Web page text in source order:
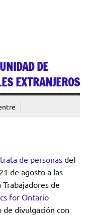
DE
EXTRANJEROS
de personasdel
de agosto a las
Trabajadores de
for Ontario
de divulgación con